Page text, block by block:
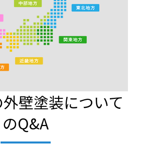
壁塗装について
のQ&A